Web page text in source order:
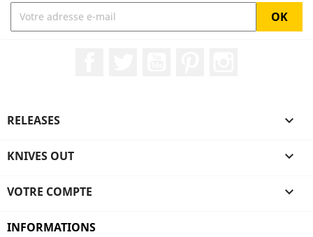
RELEASES 
KNIVES OUT 
VOTRE COMPTE 
INFORMATIONS